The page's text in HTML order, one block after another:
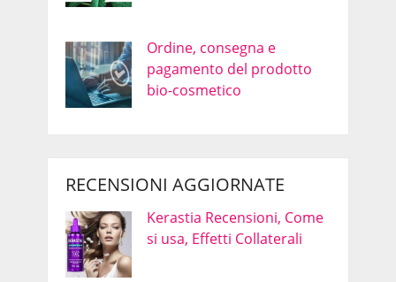
Ordine, consegna e
pagamento del prodotto
bio-cosmetico
RECENSIONI AGGIORNATE
Kerastia Recensioni, Come
si usa, Effetti Collaterali